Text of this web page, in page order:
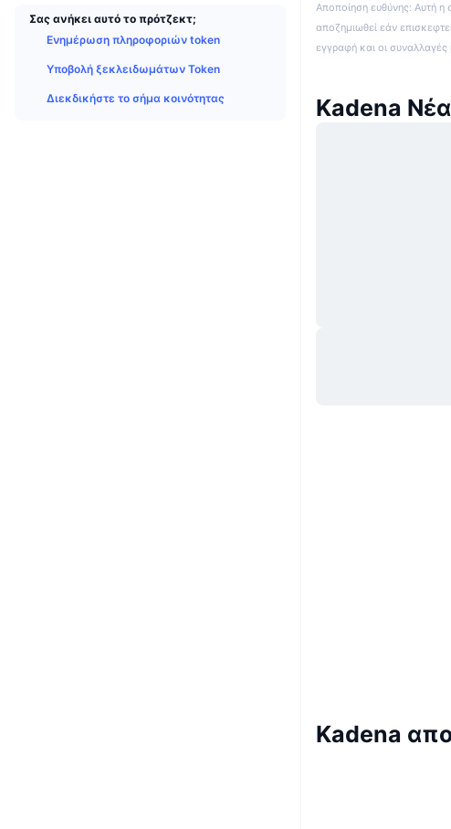
Σας ανήκει αυτό το πρότζεκτ;
Ενημέρωση πληροφοριών token
Υποβολή ξεκλειδωμάτων Token
Διεκδικήστε το σήμα κοινότητας
Αποποίηση ευθύνης: Αυτή η
αποζημιωθεί εάν
εγγραφή και οι
Kadena Νέα
Kadena